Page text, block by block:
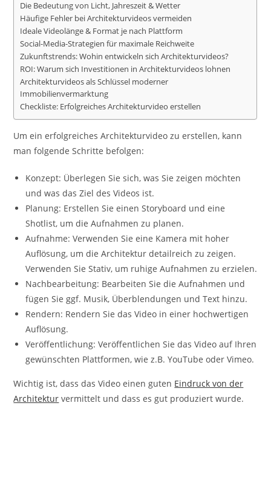
Die Bedeutung von Licht, Jahreszeit & Wetter
Häufige Fehler bei Architekturvideos vermeiden
Ideale Videolänge & Format je nach Plattform
Social-Media-Strategien für maximale Reichweite
Zukunftstrends: Wohin entwickeln sich Architekturvideos?
ROI: Warum sich Investitionen in Architekturvideos lohnen
Architekturvideos als Schlüssel moderner
Immobilienvermarktung
Checkliste: Erfolgreiches Architekturvideo erstellen
Um ein erfolgreiches Architekturvideo zu erstellen, kann
man folgende Schritte befolgen:
Konzept: Überlegen Sie sich, was Sie zeigen möchten
und was das Ziel des Videos ist.
Planung: Erstellen Sie einen Storyboard und eine
Shotlist, um die Aufnahmen zu planen.
Aufnahme: Verwenden Sie eine Kamera mit hoher
Auflösung, um die Architektur detailreich zu zeigen.
Verwenden Sie Stativ, um ruhige Aufnahmen zu erzielen.
Nachbearbeitung: Bearbeiten Sie die Aufnahmen und
fügen Sie ggf. Musik, Überblendungen und Text hinzu.
Rendern: Rendern Sie das Video in einer hochwertigen
Auflösung.
Veröffentlichung: Veröffentlichen Sie das Video auf Ihren
gewünschten Plattformen, wie z.B. YouTube oder Vimeo.
Wichtig ist, dass das Video einen guten Eindruck von der
Architektur vermittelt und dass es gut produziert wurde.